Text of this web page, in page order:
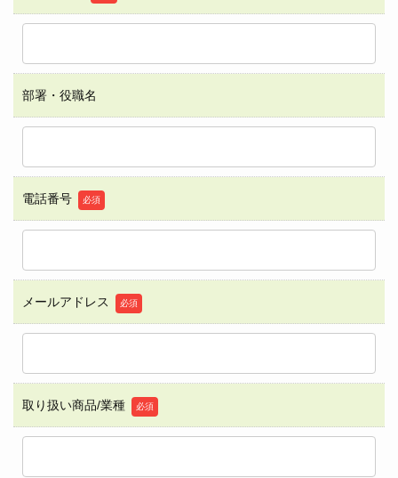
部署・役職名
電話番号 必須
メールアドレス 必須
取り扱い商品/業種 必須